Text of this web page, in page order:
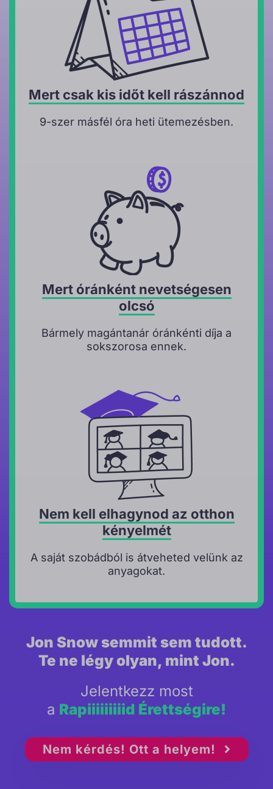
Mert csak kis időt kell rászánnod
9-szer másfél óra heti ütemezésben.
Mert óránként nevetségesen
olcsó
Bármely magántanár óránkénti díja a
sokszorosa ennek.
Nem kell elhagynod az otthon
kényelmét
A saját szobádból is átveheted velünk az
anyagokat.
Jon Snow semmit sem tudott.
Te ne légy olyan, mint Jon.
Jelentkezz most
a Rapiiiiiiiiid Érettségire!
Nem kérdés! Ott a helyem!